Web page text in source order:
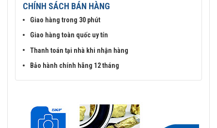
CHÍNH SÁCH BÁN HÀNG
Giao hàng trong 30 phút
Giao hàng toàn quốc uy tín
Thanh toán tại nhà khi nhận hàng
Bảo hành chính hãng 12 tháng